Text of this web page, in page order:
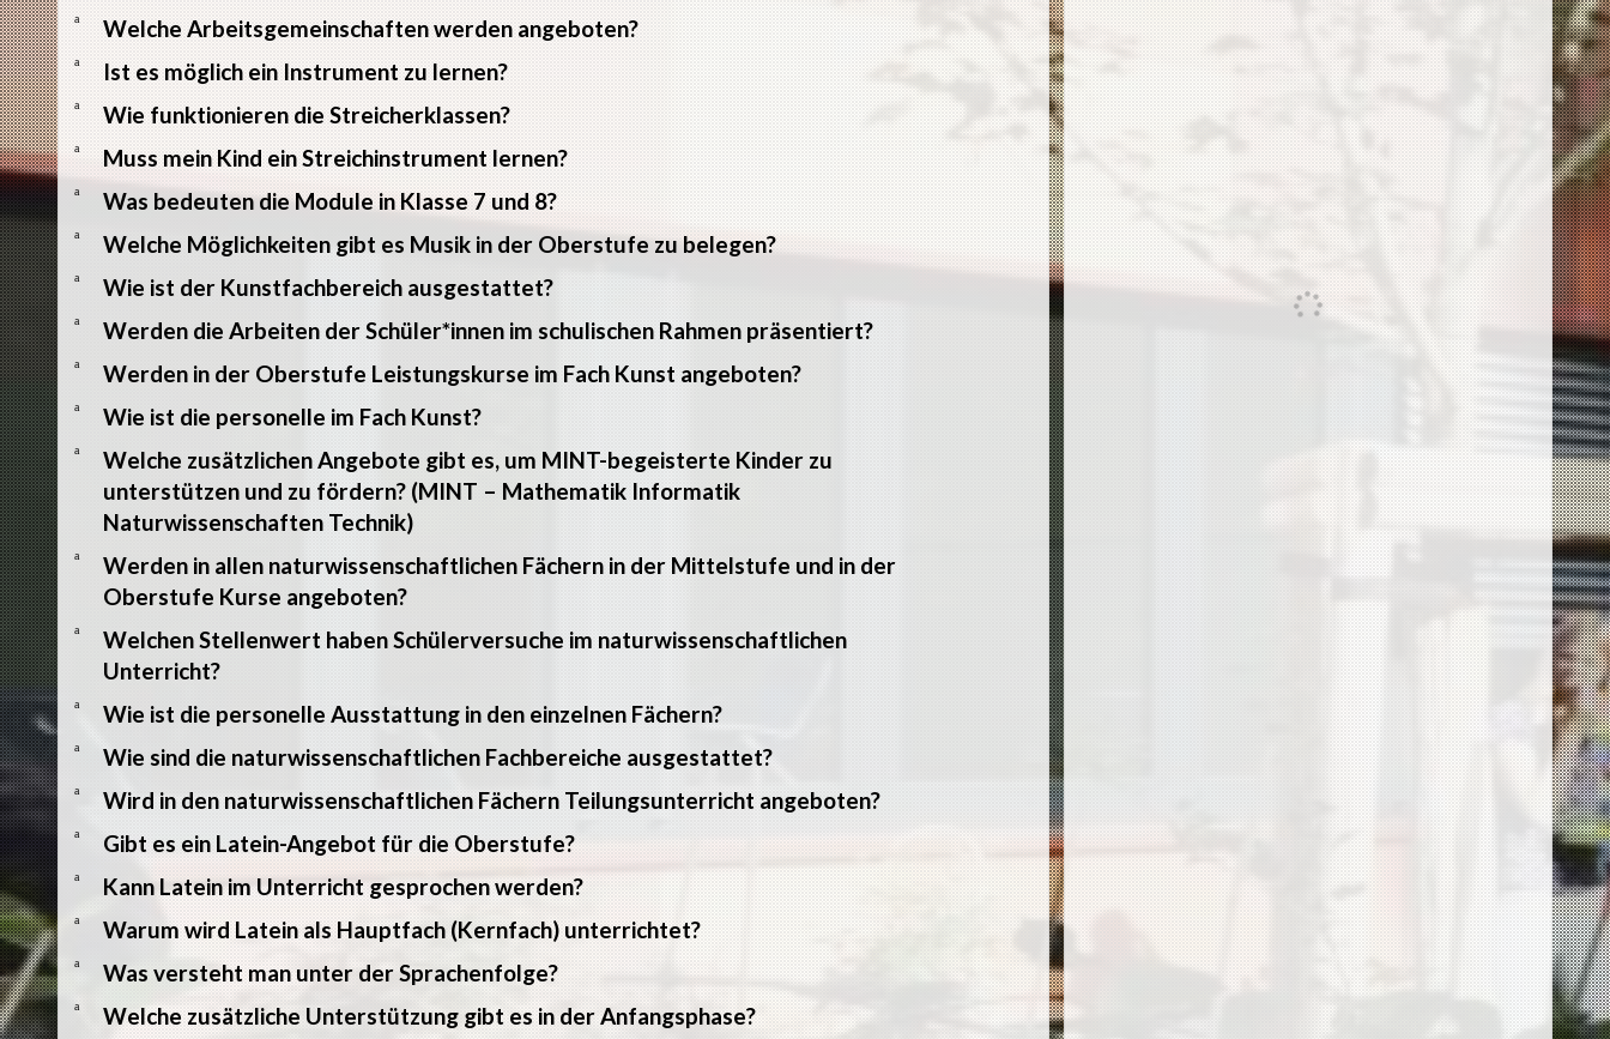
a Welche Arbeitsgemeinschaften werden angeboten?
a Ist es möglich ein Instrument zu lernen?
a Wie funktionieren die Streicherklassen?
a Muss mein Kind ein Streichinstrument lernen?
a Was bedeuten die Module in Klasse 7 und 8?
a Welche Möglichkeiten gibt es Musik in der Oberstufe zu belegen?
a Wie ist der Kunstfachbereich ausgestattet?
a Werden die Arbeiten der Schüler*innen im schulischen Rahmen präsentiert?
a Werden in der Oberstufe Leistungskurse im Fach Kunst angeboten?
a Wie ist die personelle im Fach Kunst?
a
Welche zusätzlichen Angebote gibt es, um MINT-begeisterte Kinder zu
unterstützen und zu fördern? (MINT – Mathematik Informatik
Naturwissenschaften Technik)
a
Werden in allen naturwissenschaftlichen Fächern in der Mittelstufe und in der
Oberstufe Kurse angeboten?
a
Welchen Stellenwert haben Schülerversuche im naturwissenschaftlichen
Unterricht?
a Wie ist die personelle Ausstattung in den einzelnen Fächern?
a Wie sind die naturwissenschaftlichen Fachbereiche ausgestattet?
a Wird in den naturwissenschaftlichen Fächern Teilungsunterricht angeboten?
a Gibt es ein Latein-Angebot für die Oberstufe?
a Kann Latein im Unterricht gesprochen werden?
a Warum wird Latein als Hauptfach (Kernfach) unterrichtet?
a Was versteht man unter der Sprachenfolge?
a Welche zusätzliche Unterstützung gibt es in der Anfangsphase?